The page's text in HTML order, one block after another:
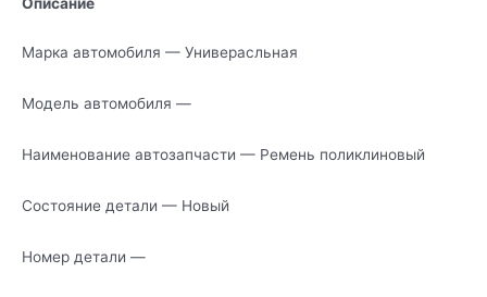
Марка автомобиля — Универасльная
Модель автомобиля —
Наименование автозапчасти — Ремень поликлиновый
Состояние детали — Новый
Номер детали —